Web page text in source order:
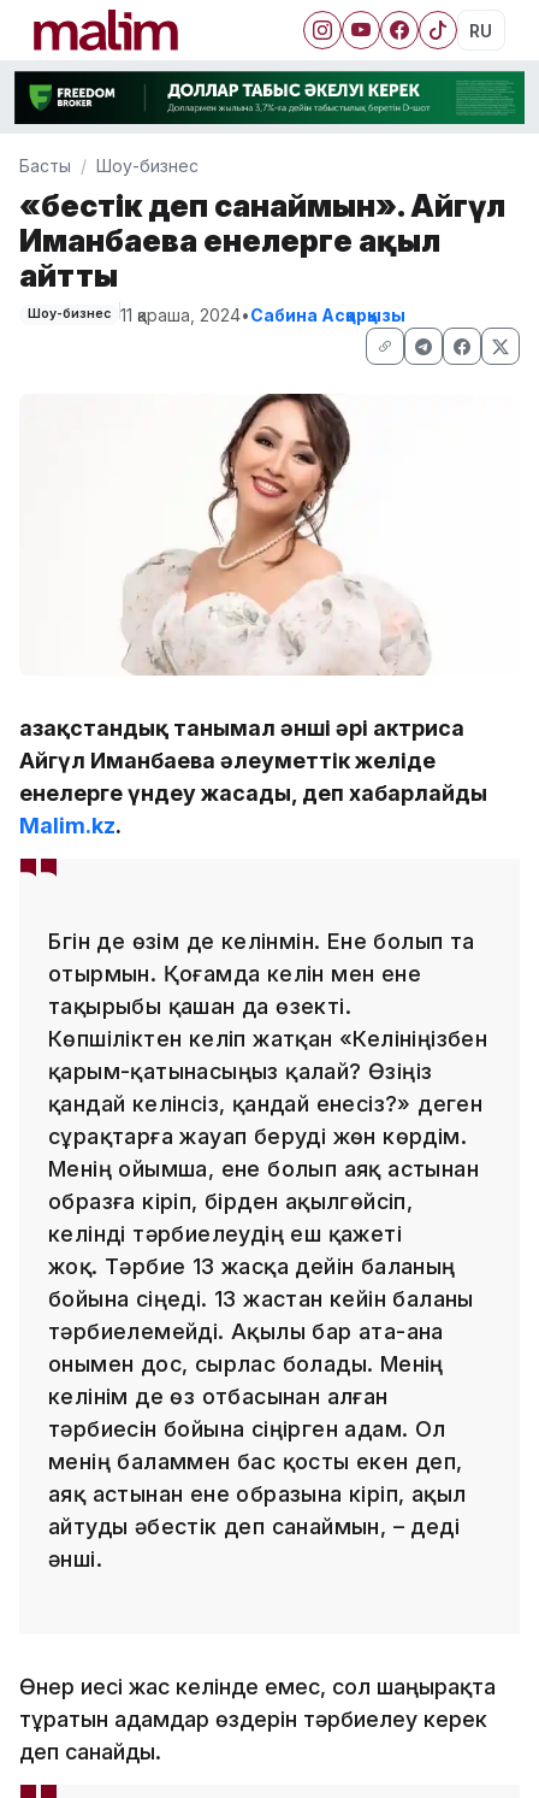
RU
Басты Шоу-бизнес
«Әбестік деп санаймын». Айгүл
Иманбаева енелерге ақыл
айтты
Шоу-бизнес 11 қараша, 2024•Сабина Асқарқызы
Қазақстандық танымал әнші әрі актриса
Айгүл Иманбаева әлеуметтік желіде
енелерге үндеу жасады, деп хабарлайды
Malim.kz.
Бүгін де өзім де келінмін. Ене болып та
отырмын. Қоғамда келін мен ене
тақырыбы қашан да өзекті.
Көпшіліктен келіп жатқан «Келініңізбен
қарым-қатынасыңыз қалай? Өзіңіз
қандай келінсіз, қандай енесіз?» деген
сұрақтарға жауап беруді жөн көрдім.
Менің ойымша, ене болып аяқ астынан
образға кіріп, бірден ақылгөйсіп,
келінді тәрбиелеудің еш қажеті
жоқ. Тәрбие 13 жасқа дейін баланың
бойына сіңеді. 13 жастан кейін баланы
тәрбиелемейді. Ақылы бар ата-ана
онымен дос, сырлас болады. Менің
келінім де өз отбасынан алған
тәрбиесін бойына сіңірген адам. Ол
менің баламмен бас қосты екен деп,
аяқ астынан ене образына кіріп, ақыл
айтуды әбестік деп санаймын, – деді
әнші.
Өнер иесі жас келінде емес, сол шаңырақта
тұратын адамдар өздерін тәрбиелеу керек
деп санайды.